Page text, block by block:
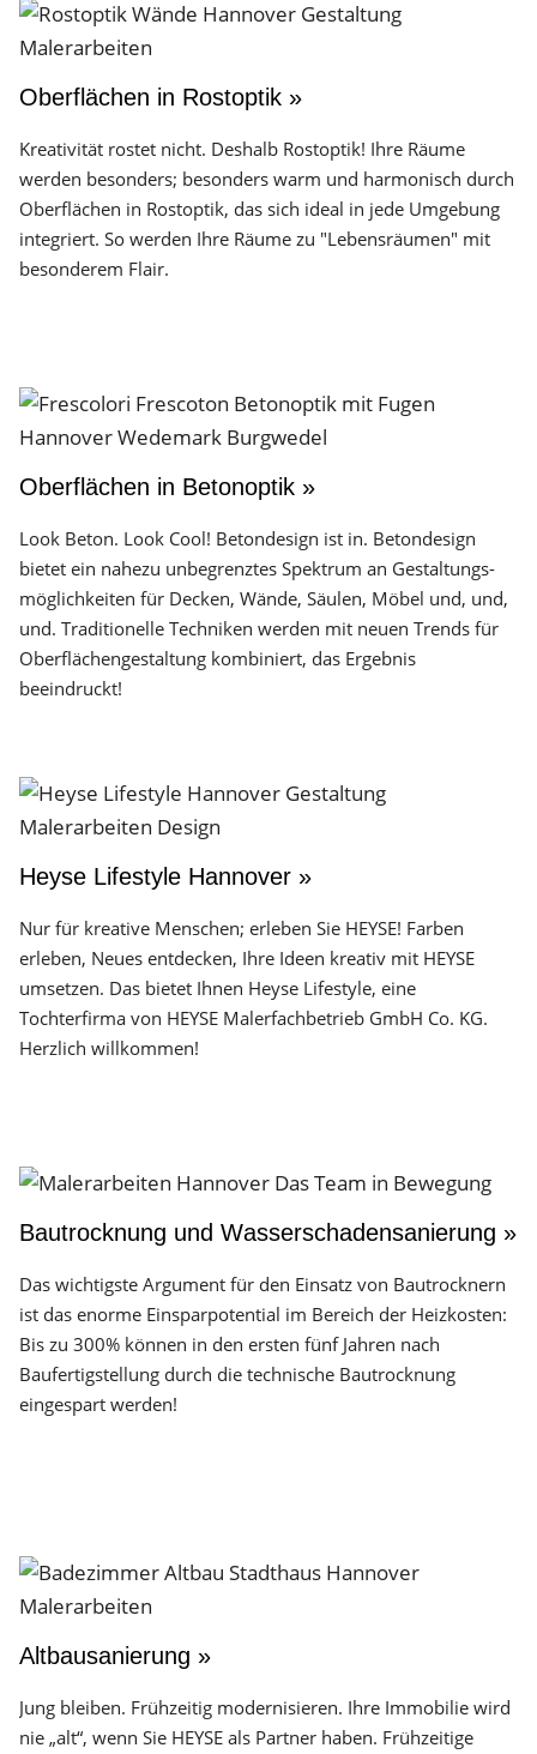
Oberflächen in Rostoptik »
Kreativität rostet nicht. Deshalb Rostoptik! Ihre Räume
werden besonders; besonders warm und harmonisch durch
Oberflächen in Rostoptik, das sich ideal in jede Umgebung
integriert. So werden Ihre Räume zu "Lebensräumen" mit
besonderem Flair.
Oberflächen in Betonoptik »
Look Beton. Look Cool! Betondesign ist in. Betondesign
bietet ein nahezu unbegrenztes Spektrum an Gestaltungs­
möglichkeiten für Decken, Wände, Säulen, Möbel und, und,
und. Traditionelle Techniken werden mit neuen Trends für
Oberflächen­gestaltung kombiniert, das Ergebnis
beeindruckt!
Heyse Lifestyle Hannover »
Nur für kreative Menschen; erleben Sie HEYSE! Farben
erleben, Neues entdecken, Ihre Ideen kreativ mit HEYSE
umsetzen. Das bietet Ihnen Heyse Lifestyle, eine
Tochterfirma von HEYSE Malerfachbetrieb GmbH Co. KG.
Herzlich willkommen!
Bautrocknung und Wasserschadensanierung »
Das wichtigste Argument für den Einsatz von Bautrocknern
ist das enorme Einsparpotential im Bereich der Heizkosten:
Bis zu 300% können in den ersten fünf Jahren nach
Baufertigstellung durch die technische Bautrocknung
eingespart werden!
Altbausanierung »
Jung bleiben. Frühzeitig modernisieren. Ihre Immobilie wird
nie „alt“, wenn Sie HEYSE als Partner haben. Frühzeitige